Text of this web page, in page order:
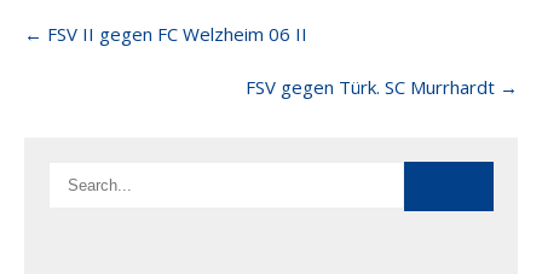
Post
navigation
← FSV II gegen FC Welzheim 06 II
FSV gegen Türk. SC Murrhardt →